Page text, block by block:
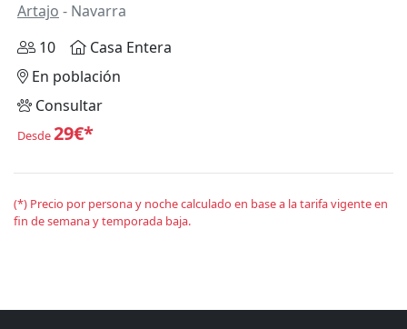
Artajo - Navarra
10
Casa Entera
En población
Consultar
Desde29€*
(*) Precio por persona y noche calculado en base a la tarifa vigente en
fin de semana y temporada baja.